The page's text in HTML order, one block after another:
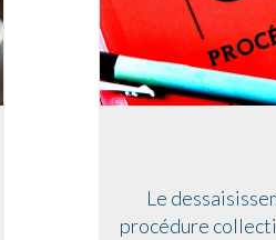
Le
procédure